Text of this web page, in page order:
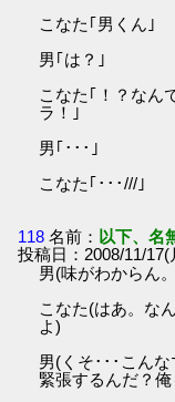
こなた｢男くん｣
男｢は？｣
こなた｢！？なん
ラ！｣
男｢･･･｣
こなた｢･･･///｣
118 名前： 以下、名
投稿日：2008/11/
男(味がわからん
こなた(はあ。な
よ)
男(くそ･･･こん
緊張するんだ？